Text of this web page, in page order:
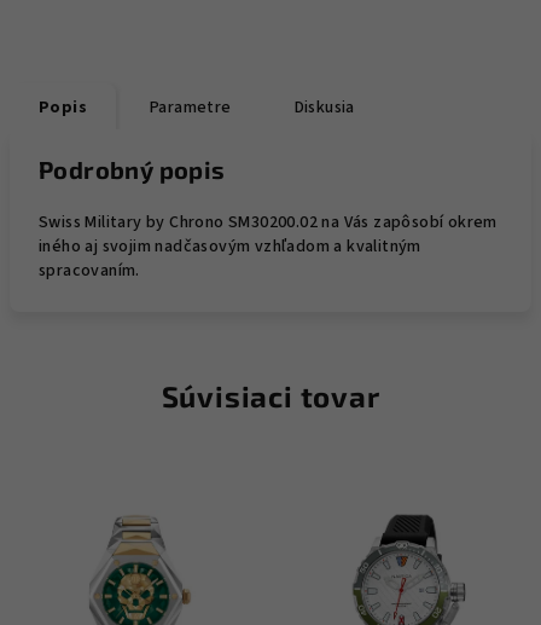
Popis Parametre Diskusia
Podrobný popis
Swiss Military by Chrono SM30200.02 na Vás zapôsobí okrem
iného aj svojim nadčasovým vzhľadom a kvalitným
spracovaním.
Súvisiaci tovar